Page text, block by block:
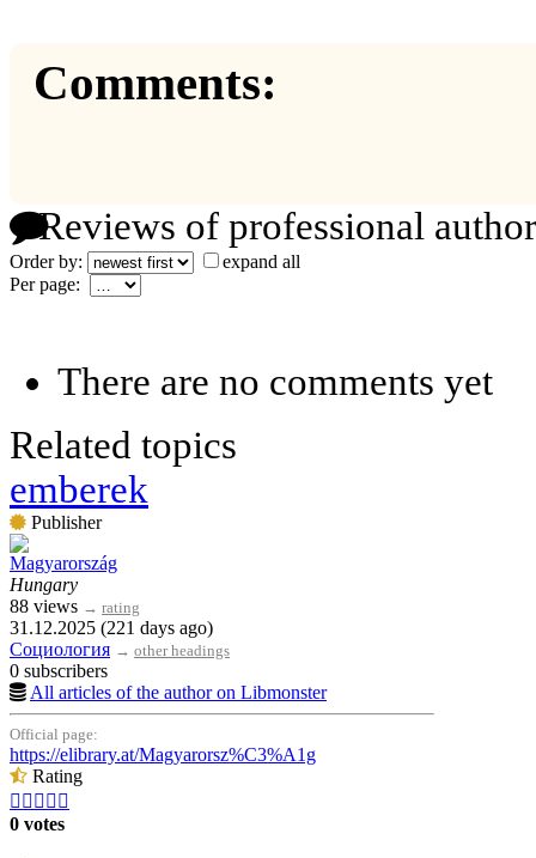
Comments:
Reviews of professional
Order by:
expand all
Per page:
There are no comments yet
Related topics
emberek
Publisher
Magyarország
Hungary
88 views → rating
31.12.2025 (221 days ago)
Социология → other headings
0 subscribers
All articles of the author on Libmonster
Official page:
https://elibrary.at/Magyarorsz%C3%A1g
Rating
    
0 votes